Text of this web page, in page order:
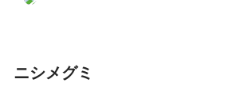
ニシメグミ